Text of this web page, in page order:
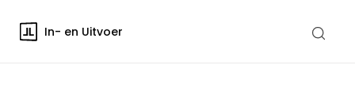
In- en Uitvoer